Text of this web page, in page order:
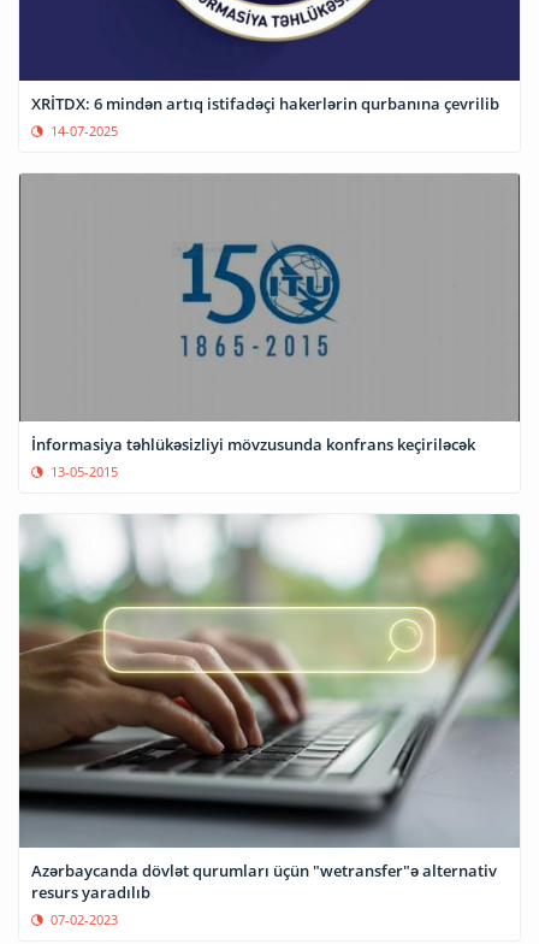
XRİTDX: 6 mindən artıq istifadəçi hakerlərin qurbanına çevrilib
14-07-2025
İnformasiya təhlükəsizliyi mövzusunda konfrans keçiriləcək
13-05-2015
Azərbaycanda dövlət qurumları üçün "wetransfer"ə alternativ
resurs yaradılıb
07-02-2023